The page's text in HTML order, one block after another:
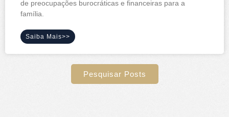
de preocupações burocráticas e financeiras para a
família.
Saiba Mais>>
Pesquisar Posts